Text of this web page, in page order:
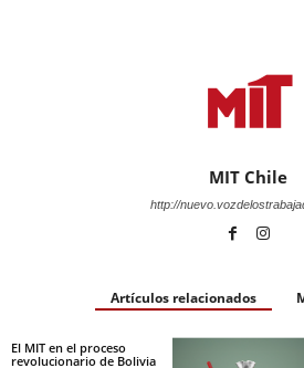
MIT Chile
http://
Artículos relacionados
El MIT en el proceso
revolucionario de Bolivia